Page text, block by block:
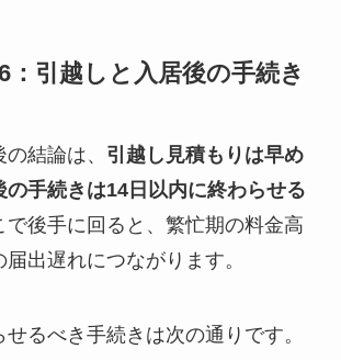
：引越しと入居後の手続き
結論は、 引越し見積もりは早め
の手続きは14日以内に終わらせる
で後手に回ると、繁忙期の料金高
出遅れにつながります。
せるべき手続きは次の通りです。